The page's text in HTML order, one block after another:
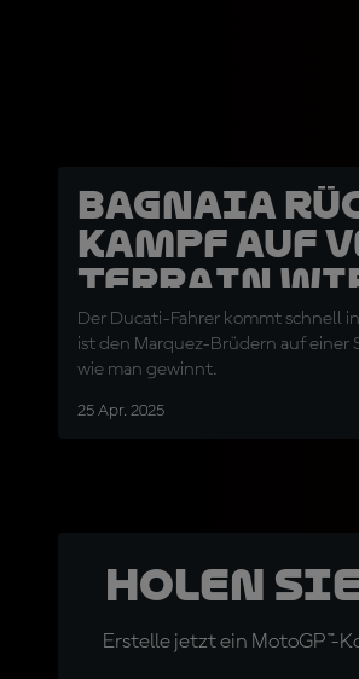
Bagnaia
Kampf auf
Terrain
Der Ducati-Fahrer kommt schnell
ist den Marquez-Brüdern auf einer
wie man gewinnt.
25 Apr. 2025
Holen
Erstelle jetzt ein MotoGP™-